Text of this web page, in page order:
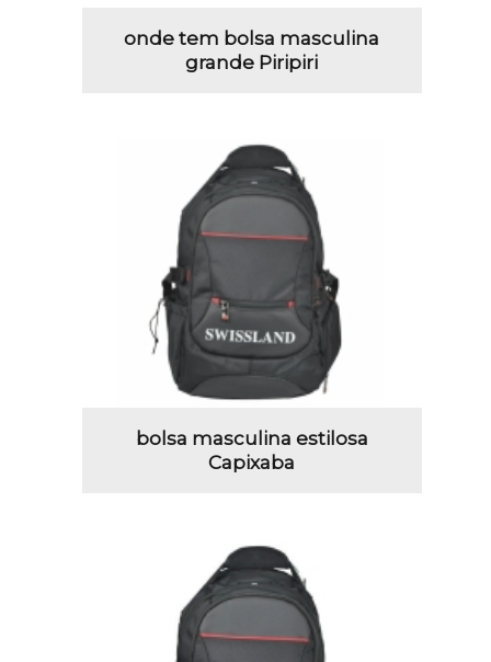
onde tem bolsa masculina
grande Piripiri
bolsa masculina estilosa
Capixaba